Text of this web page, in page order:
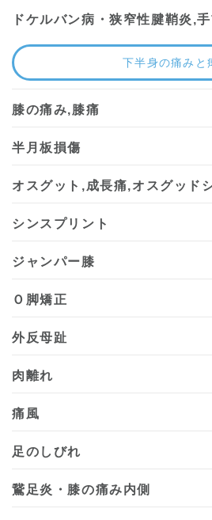
ドケルバン病・狭窄性腱鞘炎,
下半身の痛みと
膝の痛み,膝痛
半月板損傷
オスグット,成長痛,オスグッド
シンスプリント
ジャンパー膝
Ｏ脚矯正
外反母趾
肉離れ
痛風
足のしびれ
鵞足炎・膝の痛み内側